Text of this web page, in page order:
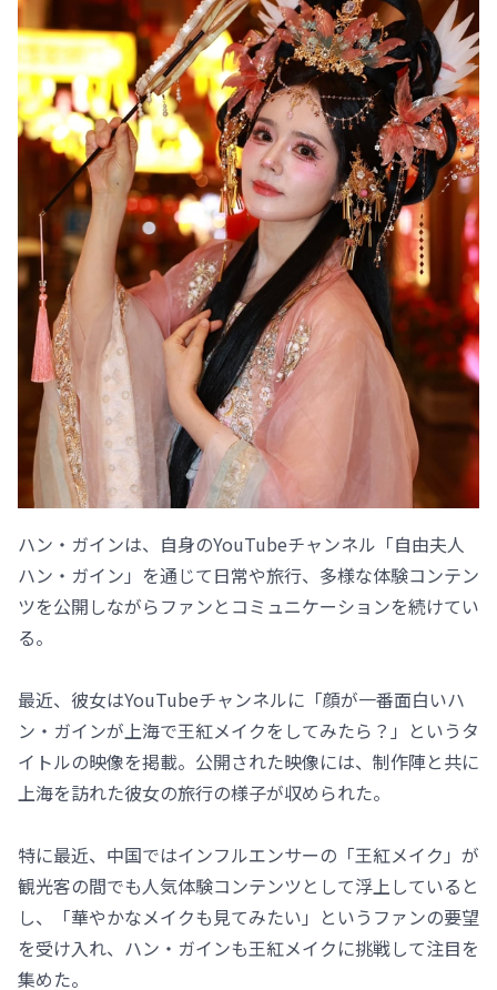
ハン・ガインは、自身のYouTubeチャンネル「自由夫人
ハン・ガイン」を通じて日常や旅行、多様な体験コンテン
ツを公開しながらファンとコミュニケーションを続けてい
る。
最近、彼女はYouTubeチャンネルに「顔が一番面白いハ
ン・ガインが上海で王紅メイクをしてみたら？」というタ
イトルの映像を掲載。公開された映像には、制作陣と共に
上海を訪れた彼女の旅行の様子が収められた。
特に最近、中国ではインフルエンサーの「王紅メイク」が
観光客の間でも人気体験コンテンツとして浮上していると
し、「華やかなメイクも見てみたい」というファンの要望
を受け入れ、ハン・ガインも王紅メイクに挑戦して注目を
集めた。